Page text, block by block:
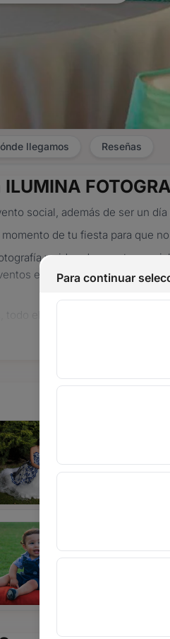
Para continuar
llegamos Reseñas
social, además de ser un
de tu fiesta para que
y video de eventos
empresariales es nuestra
todo el departamento de Soriano